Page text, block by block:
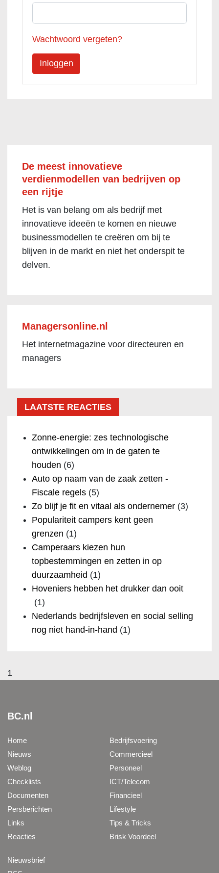
Wachtwoord vergeten?
De meest innovatieve
verdienmodellen van bedrijven op
een rijtje
Het is van belang om als bedrijf met
innovatieve ideeën te komen en nieuwe
businessmodellen te creëren om bij te
blijven in de markt en niet het onderspit te
delven.
Managersonline.nl
Het internetmagazine voor directeuren en
managers
LAATSTE REACTIES
Zonne-energie: zes technologische
ontwikkelingen om in de gaten te
houden (6)
Auto op naam van de zaak zetten -
Fiscale regels (5)
Zo blijf je fit en vitaal als ondernemer (3)
Populariteit campers kent geen
grenzen (1)
Camperaars kiezen hun
topbestemmingen en zetten in op
duurzaamheid (1)
Hoveniers hebben het drukker dan ooit
(1)
Nederlands bedrijfsleven en social selling
nog niet hand-in-hand (1)
1
BC.nl
Home
Nieuws
Weblog
Checklists
Documenten
Persberichten
Links
Reacties
Bedrijfsvoering
Commercieel
Personeel
ICT/Telecom
Financieel
Lifestyle
Tips & Tricks
Brisk Voordeel
Nieuwsbrief